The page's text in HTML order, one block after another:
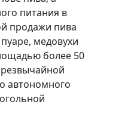
питания в
продажи пива
медовухи
более 50
автономного